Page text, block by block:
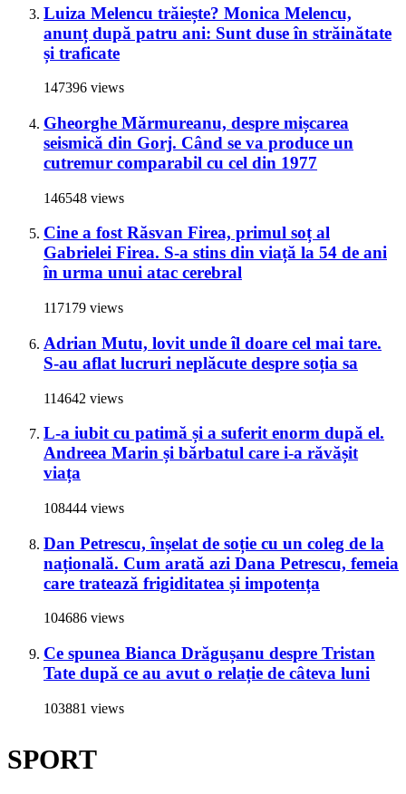
Luiza Melencu trăiește? Monica Melencu,
anunț după patru ani: Sunt duse în străinătate
și traficate
147396 views
Gheorghe Mărmureanu, despre mișcarea
seismică din Gorj. Când se va produce un
cutremur comparabil cu cel din 1977
146548 views
Cine a fost Răsvan Firea, primul soț al
Gabrielei Firea. S-a stins din viață la 54 de ani
în urma unui atac cerebral
117179 views
Adrian Mutu, lovit unde îl doare cel mai tare.
S-au aflat lucruri neplăcute despre soția sa
114642 views
L-a iubit cu patimă și a suferit enorm după el.
Andreea Marin și bărbatul care i-a răvășit
viața
108444 views
Dan Petrescu, înșelat de soție cu un coleg de la
națională. Cum arată azi Dana Petrescu, femeia
care tratează frigiditatea și impotența
104686 views
Ce spunea Bianca Drăgușanu despre Tristan
Tate după ce au avut o relație de câteva luni
103881 views
SPORT